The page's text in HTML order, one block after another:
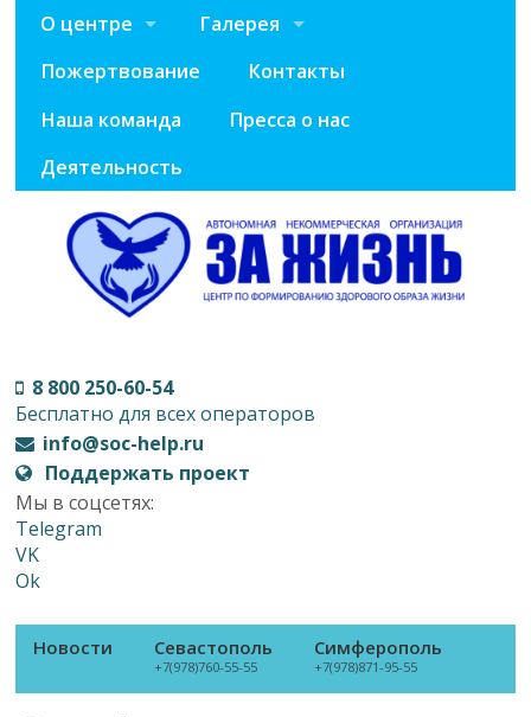
О центре
Галерея
Пожертвование
Контакты
Наша команда
Пресса о нас
Деятельность
8 800 250-60-54
Бесплатно для всех операторов
info@soc-help.ru
Поддержать проект
Мы в соцсетях:
Telegram
VK
Ok
Новости Севастополь
+7(978)760-55-55
Симферополь
+7(978)871-95-55